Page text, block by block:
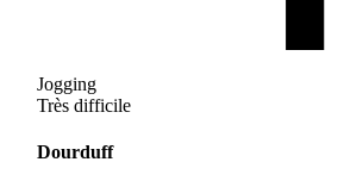
Jogging
Très difficile
Dourduff